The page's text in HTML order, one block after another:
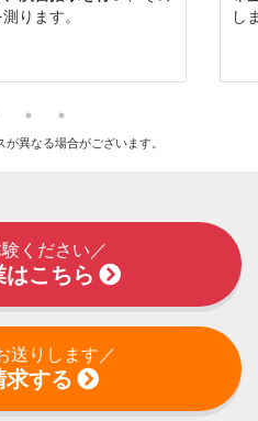
ります。
し
異なる場合がございます。
ください／
こちら
送りします／
求する